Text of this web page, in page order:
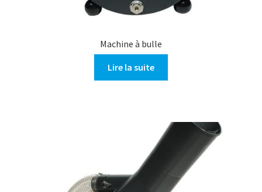
Machine à bulle
Lire la suite